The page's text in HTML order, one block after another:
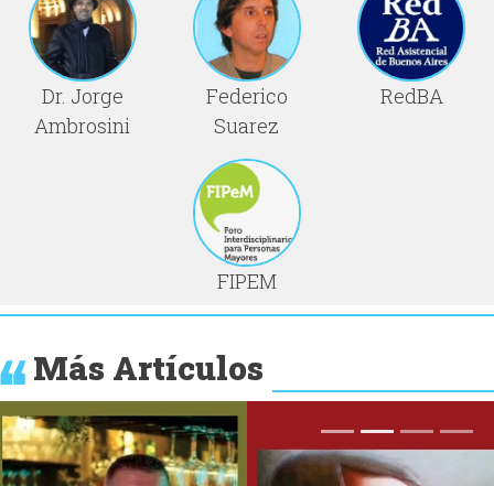
Dr. Jorge
Ambrosini
Federico
Suarez
RedBA
FIPEM
Más Artículos